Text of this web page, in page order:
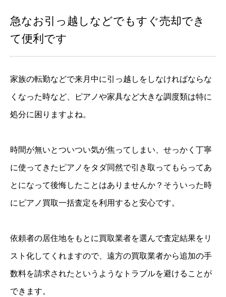
急なお引っ越しなどでもすぐ売却でき
て便利です
家族の転勤などで来月中に引っ越しをしなければならな
くなった時など、ピアノや家具など大きな調度類は特に
処分に困りますよね。
時間が無いとついつい気が焦ってしまい、せっかく丁寧
に使ってきたピアノをタダ同然で引き取ってもらってあ
とになって後悔したことはありませんか？そういった時
にピアノ買取一括査定を利用すると安心です。
依頼者の居住地をもとに買取業者を選んで査定結果をリ
スト化してくれますので、遠方の買取業者から追加の手
数料を請求されたというようなトラブルを避けることが
できます。